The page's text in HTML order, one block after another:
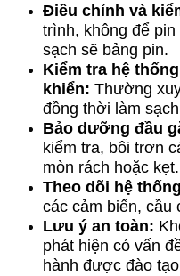
Điều chỉnh và
trình, không để
sạch sẽ bảng pin.
Kiểm tra hệ
khiển: Thường
đồng thời làm
Bảo dưỡng đầu
kiểm tra, bôi trơn
mòn rách hoặc kẹt.
Theo dõi hệ
các cảm biến, cầu
Lưu ý an toàn:
phát hiện có vấn
hành được đào